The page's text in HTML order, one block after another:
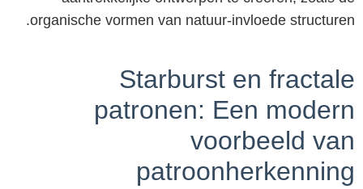
organische vormen van natuur-invloede structuren.
Starburst en fractale
patronen: Een modern
voorbeeld van
patroonherkenning